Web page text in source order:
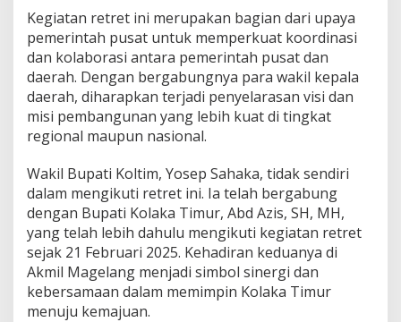
m
R
e
t
r
t
d
a
e
l
a
n
g
Kegiatan retret ini merupakan bagian dari upaya
pemerintah pusat untuk memperkuat koordinasi
dan kolaborasi antara pemerintah pusat dan
daerah. Dengan bergabungnya para wakil kepala
daerah, diharapkan terjadi penyelarasan visi dan
misi pembangunan yang lebih kuat di tingkat
regional maupun nasional.
Wakil Bupati Koltim, Yosep Sahaka, tidak sendiri
dalam mengikuti retret ini. Ia telah bergabung
dengan Bupati Kolaka Timur, Abd Azis, SH, MH,
yang telah lebih dahulu mengikuti kegiatan retret
sejak 21 Februari 2025. Kehadiran keduanya di
Akmil Magelang menjadi simbol sinergi dan
kebersamaan dalam memimpin Kolaka Timur
menuju kemajuan.